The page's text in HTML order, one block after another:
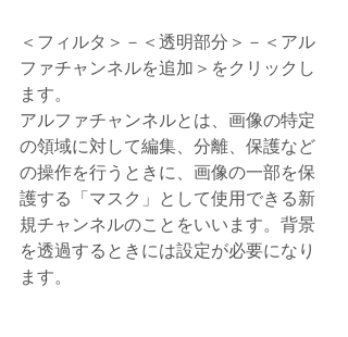
＜フィルタ＞－＜透明部分＞－＜アル
ファチャンネルを追加＞をクリックし
ます。
アルファチャンネルとは、画像の特定
の領域に対して編集、分離、保護など
の操作を行うときに、画像の一部を保
護する「マスク」として使用できる新
規チャンネルのことをいいます。背景
を透過するときには設定が必要になり
ます。